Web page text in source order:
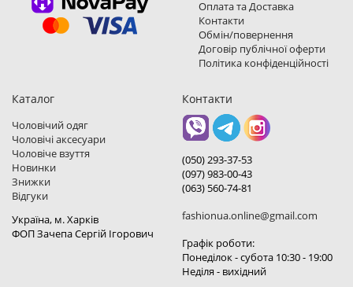
Оплата та Доставка
Контакти
Обмін/повернення
Договір публічної оферти
Політика конфіденційності
Каталог
Чоловічий одяг
Чоловічі аксесуари
Чоловіче взуття
Новинки
Знижки
Відгуки
Україна, м. Харкiв
ФОП Зачепа Сергій Ігорович
Контакти
(050) 293-37-53
(097) 983-00-43
(063) 560-74-81
fashionua.online@gmail.com
Графік роботи:
Понеділок - субота 10:30 - 19:00
Неділя - вихідний